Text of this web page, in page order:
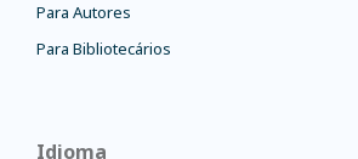
Para Autores
Para Bibliotecários
Idioma